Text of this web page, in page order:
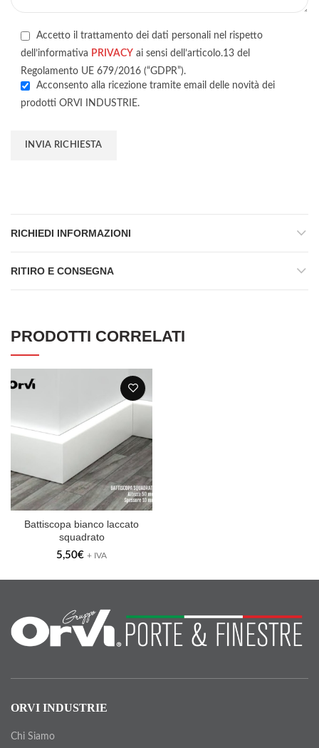
Accetto il trattamento dei dati personali nel rispetto
dell’informativa PRIVACY ai sensi dell’articolo.13 del
Regolamento UE 679/2016 (“GDPR”).
Acconsento alla ricezione tramite email delle novità dei
prodotti ORVI INDUSTRIE.
RICHIEDI INFORMAZIONI
RITIRO E CONSEGNA
PRODOTTI CORRELATI
Battiscopa bianco laccato
squadrato
5,50€ + IVA
ORVI INDUSTRIE
Chi Siamo